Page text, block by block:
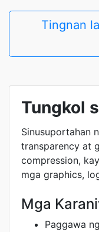
Tingnan
Tungkol
Sinusuportahan
transparency at
compression,
mga graphics,
Mga
Paggawa